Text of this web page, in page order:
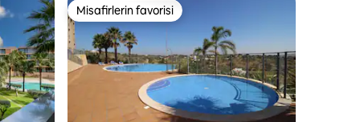
Misafirlerin favorisi
Misafirlerin favorisi